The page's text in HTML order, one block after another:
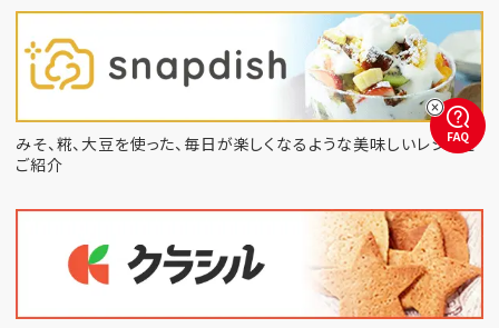
みそ、糀、大豆を使った、毎日が楽しくなるような美味しいレシピを
ご紹介
FAQ